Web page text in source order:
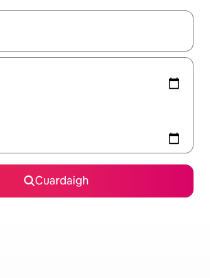
ar fáil, déan nascleanúint le
Cuardaigh